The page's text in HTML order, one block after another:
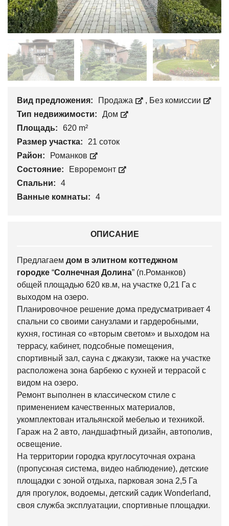
Вид предложения: Продажа , Без комиссии
Тип недвижимости:
Дом
Площадь:
620 m²
Размер участка:
21 соток
Район:
Романков
Состояние:
Евроремонт
Спальни:
4
Ванные комнаты:
4
ОПИСАНИЕ
Предлагаем дом в элитном коттеджном
городке “Солнечная Долина” (п.Романков)
общей площадью 620 кв.м, на участке 0,21 Га с
выходом на озеро.
Планировочное решение дома предусматривает 4
спальни со своими санузлами и гардеробными,
кухня, гостиная со «вторым светом» и выходом на
террасу, кабинет, подсобные помещения,
спортивный зал, сауна с джакузи, также на участке
расположена зона барбекю с кухней и террасой с
видом на озеро.
Ремонт выполнен в классическом стиле с
применением качественных материалов,
укомплектован итальянской мебелью и техникой.
Гараж на 2 авто, ландшафтный дизайн, автополив,
освещение.
На территории городка круглосуточная охрана
(пропускная система, видео наблюдение), детские
площадки с зоной отдыха, парковая зона 2,5 Га
для прогулок, водоемы, детский садик Wonderland,
своя служба эксплуатации, спортивные площадки.